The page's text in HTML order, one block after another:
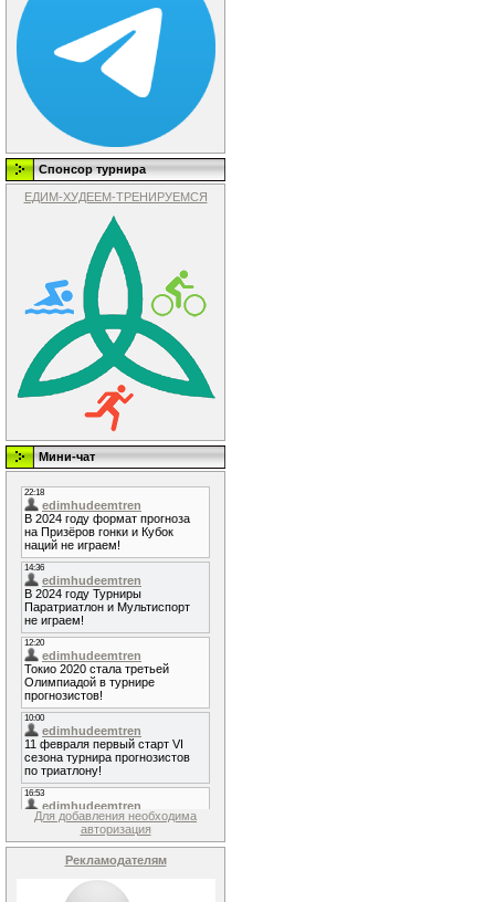
Спонсор турнира
ЕДИМ-ХУДЕЕМ-ТРЕНИРУЕМСЯ
Мини-чат
Для добавления необходима
авторизация
Рекламодателям